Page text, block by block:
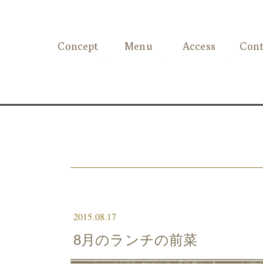
Concept Menu Access
2015.08.17
8月のランチの前菜